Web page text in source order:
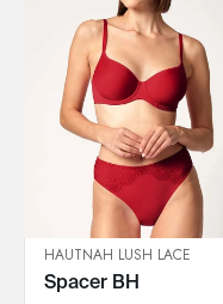
IN DEN WARENKORB
HAUTNAH LUSH LACE
Spacer BH